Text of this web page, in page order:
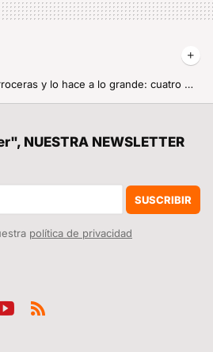
Xiaomi recupera sus arroceras y lo hace a lo grande: cuatro modelos nuevos y más potentes que nunca
Xiaomi jubila a una cámara de 2023 con un modelo que vigila todo lo que se mueve a calidad 2.5K: así es la Xiaomi Smart Camera C401
NUESTRA NEWSLETTER
SUSCRIBIR
política de privacidad